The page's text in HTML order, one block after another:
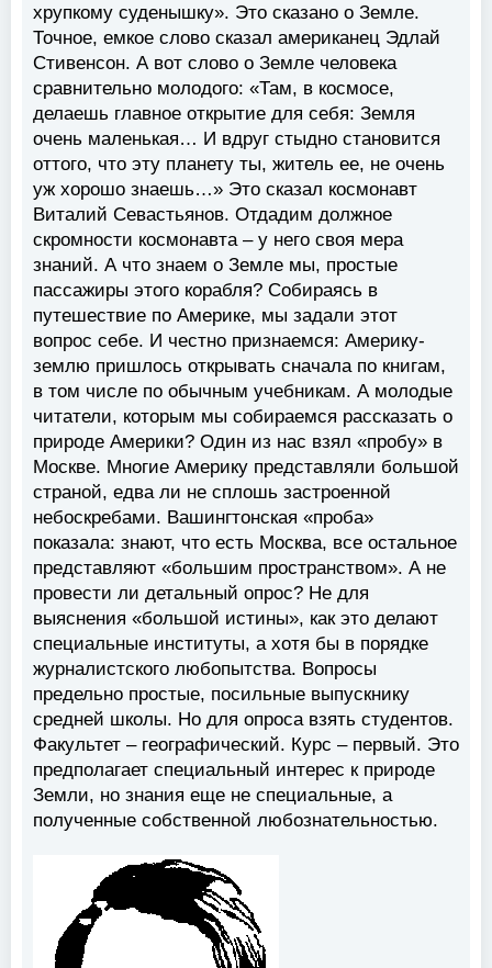
хрупкому суденышку». Это сказано о Земле.
Точное, емкое слово сказал американец Эдлай
Стивенсон. А вот слово о Земле человека
сравнительно молодого: «Там, в космосе,
делаешь главное открытие для себя: Земля
очень маленькая… И вдруг стыдно становится
оттого, что эту планету ты, житель ее, не очень
уж хорошо знаешь…» Это сказал космонавт
Виталий Севастьянов. Отдадим должное
скромности космонавта – у него своя мера
знаний. А что знаем о Земле мы, простые
пассажиры этого корабля? Собираясь в
путешествие по Америке, мы задали этот
вопрос себе. И честно признаемся: Америку-
землю пришлось открывать сначала по книгам,
в том числе по обычным учебникам. А молодые
читатели, которым мы собираемся рассказать о
природе Америки? Один из нас взял «пробу» в
Москве. Многие Америку представляли большой
страной, едва ли не сплошь застроенной
небоскребами. Вашингтонская «проба»
показала: знают, что есть Москва, все остальное
представляют «большим пространством». А не
провести ли детальный опрос? Не для
выяснения «большой истины», как это делают
специальные институты, а хотя бы в порядке
журналистского любопытства. Вопросы
предельно простые, посильные выпускнику
средней школы. Но для опроса взять студентов.
Факультет – географический. Курс – первый. Это
предполагает специальный интерес к природе
Земли, но знания еще не специальные, а
полученные собственной любознательностью.